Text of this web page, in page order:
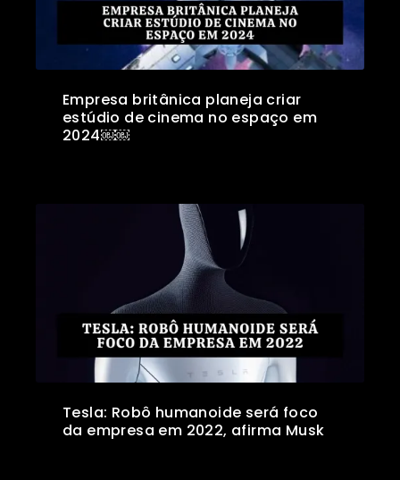
Empresa britânica planeja criar
estúdio de cinema no espaço em
2024￼￼
Tesla: Robô humanoide será foco
da empresa em 2022, afirma Musk